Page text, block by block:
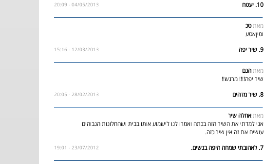
10. יעטח
04/05/2013 - 20:09
מאתטכ
וטיןאטע
9. שיר יפה
12/03/2013 - 15:16
מאתהנם
שיר יפה!!!! מרגש!!
8. שיר מדהים
28/02/2013 - 20:05
מאתאחלה שיר
אני למדתי את השיר הזה בכתה ואמרו לנו לישמוע אותו בבית ושהחלונות הגבוהים
עושים את זה אין שיר כזה.
7. לאהובתי שמחה היפה בנשים.
23/07/2012 - 19:01